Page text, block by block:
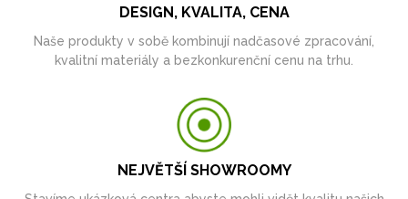
DESIGN, KVALITA, CENA
Naše produkty v sobě kombinují nadčasové zpracování,
kvalitní materiály a bezkonkurenční cenu na trhu.
NEJVĚTŠÍ SHOWROOMY